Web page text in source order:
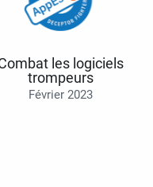
les logiciels
trompeurs
Février 2023